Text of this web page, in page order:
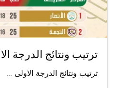
ترتيب ونتائج الدرجة
ترتيب ونتائج الدرجة الاولى ...